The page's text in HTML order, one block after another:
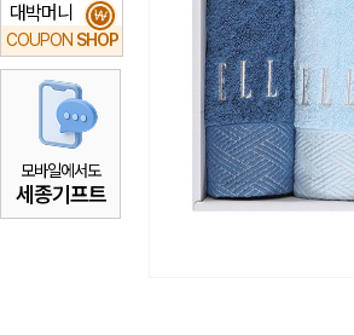
대박머니
COUPON SHOP
₩
모바일에서도
세종기프트